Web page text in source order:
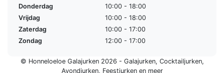
Donderdag
10:00 - 18:00
Vrijdag
10:00 - 18:00
Zaterdag
10:00 - 17:00
Zondag
12:00 - 17:00
© Honneloeloe Galajurken 2026 - Galajurken, Cocktailjurken,
Avondjurken, Feestjurkenen meer